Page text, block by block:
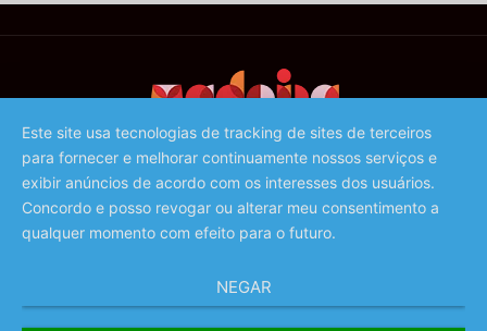
©️ 2023 - Associação de Promoção da Madeira
Este site usa tecnologias de tracking de sites de terceiros
para fornecer e melhorar continuamente nossos serviços e
exibir anúncios de acordo com os interesses dos usuários.
Concordo e posso revogar ou alterar meu consentimento a
qualquer momento com efeito para o futuro.
NEGAR